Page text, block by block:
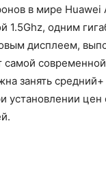
в мире Huawei
одним
дисплеем,
самой
занять
установлении